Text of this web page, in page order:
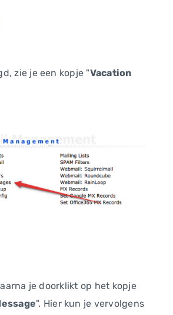
zie je een kopje "Vacation
je doorklikt op het kopje
". Hier kun je vervolgens